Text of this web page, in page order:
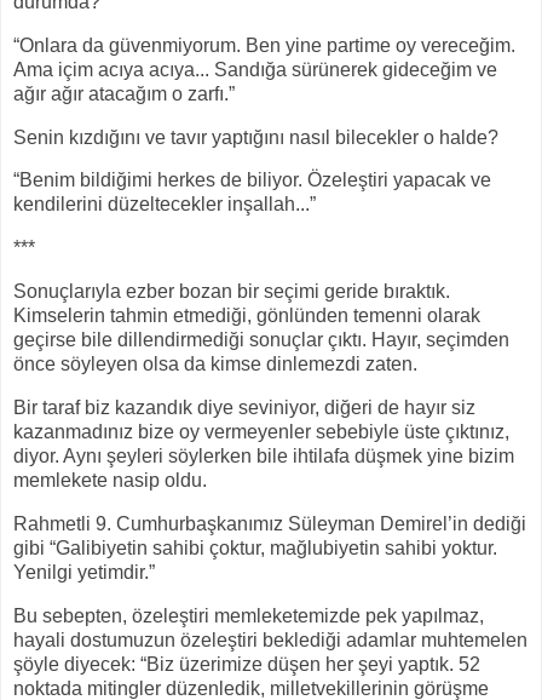
“Onlara da güvenmiyorum. Ben yine partime oy vereceğim.
Ama içim acıya acıya... Sandığa sürünerek gideceğim ve
ağır ağır atacağım o zarfı.”
Senin kızdığını ve tavır yaptığını nasıl bilecekler o halde?
“Benim bildiğimi herkes de biliyor. Özeleştiri yapacak ve
kendilerini düzeltecekler inşallah...”
***
Sonuçlarıyla ezber bozan bir seçimi geride bıraktık.
Kimselerin tahmin etmediği, gönlünden temenni olarak
geçirse bile dillendirmediği sonuçlar çıktı. Hayır, seçimden
önce söyleyen olsa da kimse dinlemezdi zaten.
Bir taraf biz kazandık diye seviniyor, diğeri de hayır siz
kazanmadınız bize oy vermeyenler sebebiyle üste çıktınız,
diyor. Aynı şeyleri söylerken bile ihtilafa düşmek yine bizim
memlekete nasip oldu.
Rahmetli 9. Cumhurbaşkanımız Süleyman Demirel’in dediği
gibi “Galibiyetin sahibi çoktur, mağlubiyetin sahibi yoktur.
Yenilgi yetimdir.”
Bu sebepten, özeleştiri memleketemizde pek yapılmaz,
hayali dostumuzun özeleştiri beklediği adamlar muhtemelen
şöyle diyecek: “Biz üzerimize düşen her şeyi yaptık. 52
noktada mitingler düzenledik, milletvekillerinin görüşme